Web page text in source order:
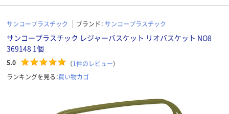
サンコープラスチック ブランド： サンコープラスチック
サンコープラスチック レジャーバスケット リオバスケット NO8
369148 1個
5.0 （1件のレビュー）
ランキングを見る：買い物カゴ